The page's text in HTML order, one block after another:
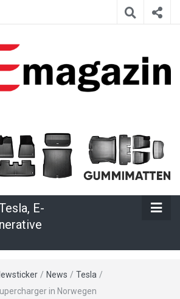
– Tesla, E-
Mobilität,
Regenerative
Energien
E-
/ News / Tesla /
in Norwegen